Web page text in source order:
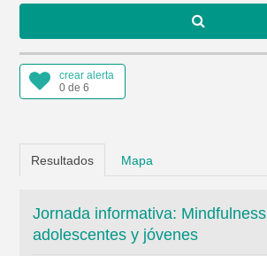
crear alerta
0 de 6
Resultados Mapa
Jornada informativa: Mindfulness
adolescentes y jóvenes